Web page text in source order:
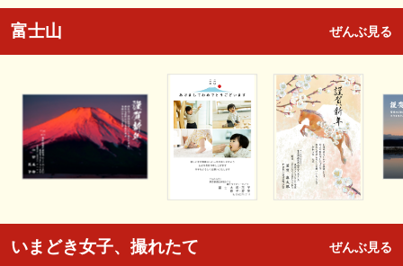
富士山 ぜんぶ見る
いまどき女子、撮れたて ぜんぶ見る